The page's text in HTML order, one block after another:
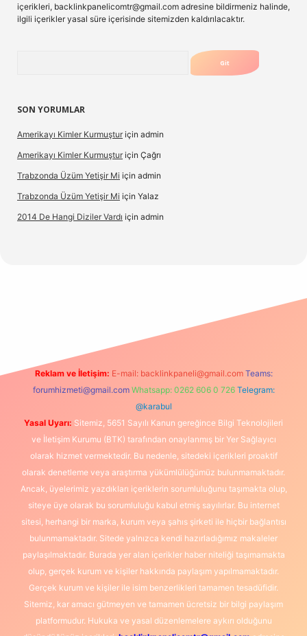
içerikleri, backlinkpanelicomtr@gmail.com adresine bildirmeniz halinde,
ilgili içerikler yasal süre içerisinde sitemizden kaldırılacaktır.
SON YORUMLAR
Amerikayı Kimler Kurmuştur için admin
Amerikayı Kimler Kurmuştur için Çağrı
Trabzonda Üzüm Yetişir Mi için admin
Trabzonda Üzüm Yetişir Mi için Yalaz
2014 De Hangi Diziler Vardı için admin
Reklam ve İletişim: E-mail: backlinkpaneli@gmail.com Teams:
forumhizmeti@gmail.com Whatsapp: 0262 606 0 726 Telegram:
@karabul
Yasal Uyarı: Sitemiz, 5651 Sayılı Kanun gereğince Bilgi Teknolojileri
ve İletişim Kurumu (BTK) tarafından onaylanmış bir Yer Sağlayıcı
olarak hizmet vermektedir. Bu nedenle, sitedeki içerikleri proaktif
olarak denetleme veya araştırma yükümlülüğümüz bulunmamaktadır.
Ancak, üyelerimiz yazdıkları içeriklerin sorumluluğunu taşımakta olup,
siteye üye olarak bu sorumluluğu kabul etmiş sayılırlar. Bu internet
sitesi, herhangi bir marka, kurum veya şahıs şirketi ile hiçbir bağlantısı
bulunmamaktadır. Sitede yalnızca kendi hazırladığımız makaleler
paylaşılmaktadır. Burada yer alan içerikler haber niteliği taşımamakta
olup, gerçek kurum ve kişiler hakkında paylaşım yapılmamaktadır.
Gerçek kurum ve kişiler ile isim benzerlikleri tamamen tesadüfidir.
Sitemiz, kar amacı gütmeyen ve tamamen ücretsiz bir bilgi paylaşım
platformudur. Hukuka ve yasal düzenlemelere aykırı olduğunu